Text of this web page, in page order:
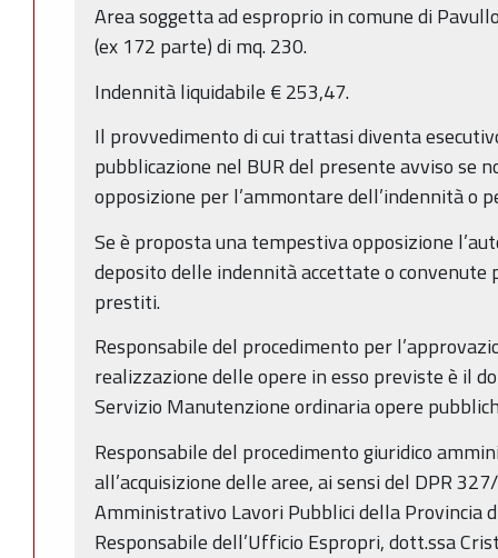
Area soggetta ad esproprio in comune di
(ex 172 parte) di mq. 230.
Indennità liquidabile € 253,47.
Il provvedimento di cui trattasi diventa
pubblicazione nel BUR del presente avviso se
opposizione per l’ammontare dell’indennità o
Se è proposta una tempestiva opposizione
deposito delle indennità accettate o convenute
prestiti.
Responsabile del procedimento per
realizzazione delle opere in esso previste è il
Servizio Manutenzione ordinaria opere
Responsabile del procedimento giuridico
all’acquisizione delle aree, ai sensi del DPR
Amministrativo Lavori Pubblici della Provincia
Responsabile dell’Ufficio Espropri, dott.ssa